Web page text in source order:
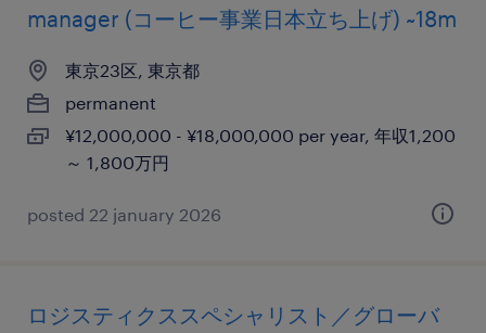
manager (コーヒー事業日本立ち上げ) ~18m
東京23区, 東京都
permanent
¥12,000,000 - ¥18,000,000 per year, 年収1,200
～ 1,800万円
posted 22 january 2026
ロジスティクススペシャリスト／グローバ